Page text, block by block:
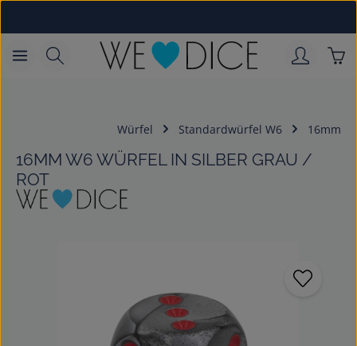
Würfel Standardwürfel W6 16mm
16MM W6 WÜRFEL IN SILBER GRAU /
ROT